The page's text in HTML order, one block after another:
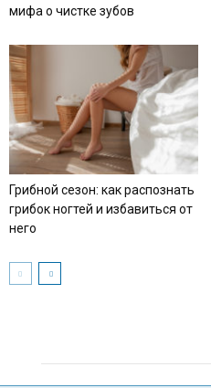
мифа о чистке зубов
Грибной сезон: как распознать
грибок ногтей и избавиться от
него